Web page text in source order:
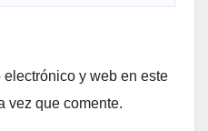
y web en este
vez que comente.